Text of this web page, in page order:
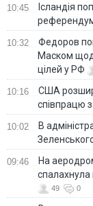
10:45
Ісландія
10:32
Федоров
Маском
цілей у РФ
10:16
США
співпрацю
10:02
В
09:46
На
49 0